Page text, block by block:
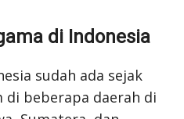
di Indonesia
sudah ada sejak
di beberapa daerah di